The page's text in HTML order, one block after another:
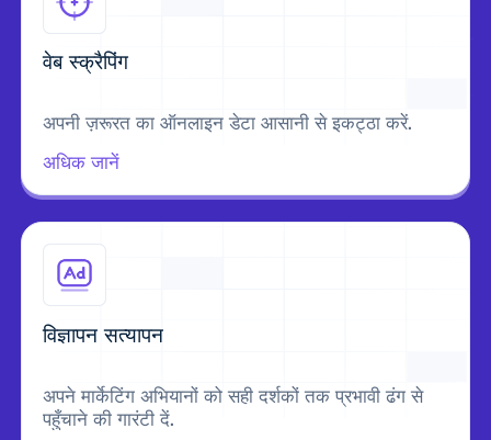
वेब स्क्रैपिंग
अपनी ज़रूरत का ऑनलाइन डेटा आसानी से इकट्ठा करें.
अधिक जानें
विज्ञापन सत्यापन
अपने मार्केटिंग अभियानों को सही दर्शकों तक प्रभावी ढंग से
पहुँचाने की गारंटी दें.